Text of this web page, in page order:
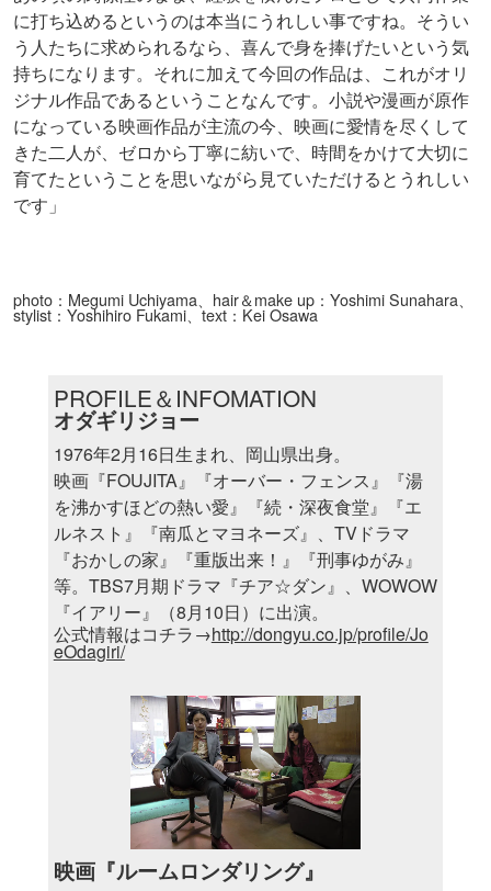
に打ち込めるというのは本当にうれしい事ですね。そうい
う人たちに求められるなら、喜んで身を捧げたいという気
持ちになります。それに加えて今回の作品は、これがオリ
ジナル作品であるということなんです。小説や漫画が原作
になっている映画作品が主流の今、映画に愛情を尽くして
きた二人が、ゼロから丁寧に紡いで、時間をかけて大切に
育てたということを思いながら見ていただけるとうれしい
です」
photo：Megumi Uchiyama、hair＆make up：Yoshimi Sunahara、
stylist：Yoshihiro Fukami、text：Kei Osawa
PROFILE＆INFOMATION
オダギリジョー
1976年2月16日生まれ、岡山県出身。
映画『FOUJITA』『オーバー・フェンス』『湯
を沸かすほどの熱い愛』『続・深夜食堂』『エ
ルネスト』『南瓜とマヨネーズ』、TVドラマ
『おかしの家』『重版出来！』『刑事ゆがみ』
等。TBS7月期ドラマ『チア☆ダン』、WOWOW
『イアリー』（8月10日）に出演。
公式情報はコチラ→http://dongyu.co.jp/profile/Jo
eOdagiri/
映画『ルームロンダリング』